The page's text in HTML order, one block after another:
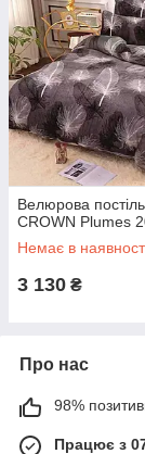
Велюрова
CROWN Plumes
Немає в
3 130 ₴
Про нас
98%
Працює з